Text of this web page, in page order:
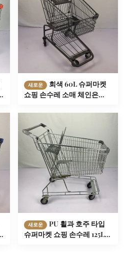
새로운
회색 60L 슈퍼마켓
쇼핑 손수레 소매 체인은
니다
새로운
PU 휠과 호주 타입
슈퍼마켓 쇼핑 손수레 125L